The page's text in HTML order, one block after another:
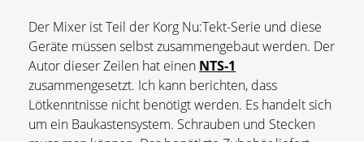
Der Mixer ist Teil der Korg Nu:Tekt-Serie und diese
Geräte müssen selbst zusammengebaut werden. Der
Autor dieser Zeilen hat einen NTS-1
zusammengesetzt. Ich kann berichten, dass
Lötkenntnisse nicht benötigt werden. Es handelt sich
um ein Baukastensystem. Schrauben und Stecken